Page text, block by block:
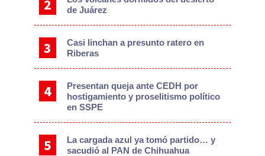
de Juárez
Casi linchan a presunto ratero en
Riberas
Presentan queja ante CEDH por
hostigamiento y proselitismo político
en SSPE
La cargada azul ya tomó partido… y
sacudió al PAN de Chihuahua